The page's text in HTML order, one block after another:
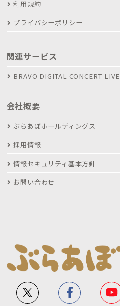
利用規約
プライバシーポリシー
関連サービス
BRAVO DIGITAL CONCERT LIVE
会社概要
ぶらあぼホールディングス
採用情報
情報セキュリティ基本方針
お問い合わせ